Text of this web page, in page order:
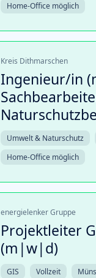
Home-Office möglich
Kreis Dithmarschen
Ingenieur/in
Umwelt & Naturschutz
Home-Office möglich
energielenker Gruppe
Projektleiter
(m|w|d)
GIS Vollzeit